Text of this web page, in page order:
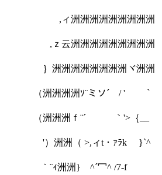
洲洲洲洲洲洲洲
洲洲洲洲洲洲洲
洲洲洲洲洲ヾ洲洲
洲ｿ¨ミソ´ / ' ｀
ｆ¨´ ｀'>｛__
>,ィt・ｧﾗk }`^
} ^´冖^ /7-f